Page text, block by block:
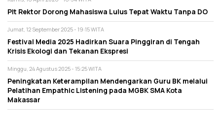
Plt Rektor Dorong Mahasiswa Lulus Tepat Waktu Tanpa DO
Jumat, 12 September 2025 - 19:15 WITA
Festival Media 2025 Hadirkan Suara Pinggiran di Tengah
Krisis Ekologi dan Tekanan Ekspresi
Minggu, 24 Agustus 2025 - 15:25 WITA
Peningkatan Keterampilan Mendengarkan Guru BK melalui
Pelatihan Empathic Listening pada MGBK SMA Kota
Makassar